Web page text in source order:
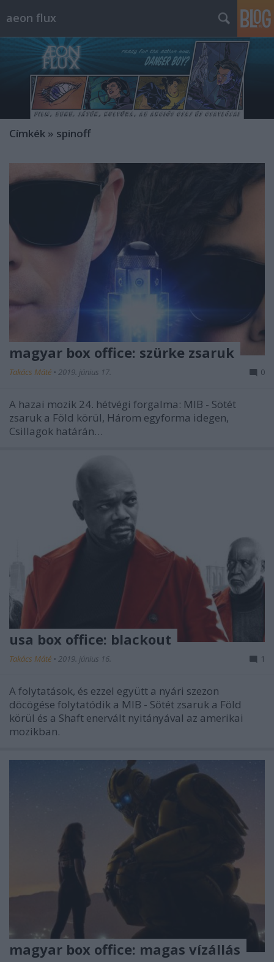
aeon flux
Címkék » spinoff
magyar box office: szürke zsaruk
Takács Máté • 2019. június 17. 0
A hazai mozik 24. hétvégi forgalma: MIB - Sötét
zsaruk a Föld körül, Három egyforma idegen,
Csillagok határán…
usa box office: blackout
Takács Máté • 2019. június 16. 1
A folytatások, és ezzel együtt a nyári szezon
döcögése folytatódik a MIB - Sötét zsaruk a Föld
körül és a Shaft enervált nyitányával az amerikai
mozikban.
magyar box office: magas vízállás